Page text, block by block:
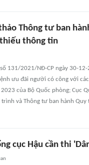
Thông tư ban
thông tin
131/2021/NĐ-CP ngày 30-
ưu đãi người có công với
của Bộ Quốc phòng; Cục
và Thông tư ban hành
cục Hậu cần thi